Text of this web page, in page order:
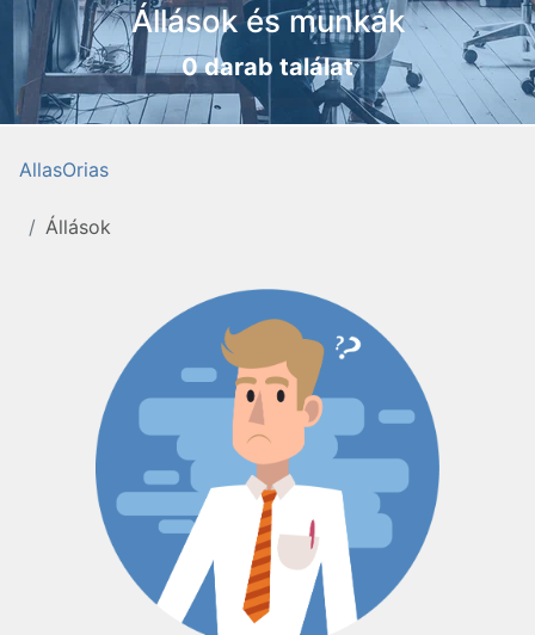
Állások és munkák
0 darab találat
AllasOrias
Állások